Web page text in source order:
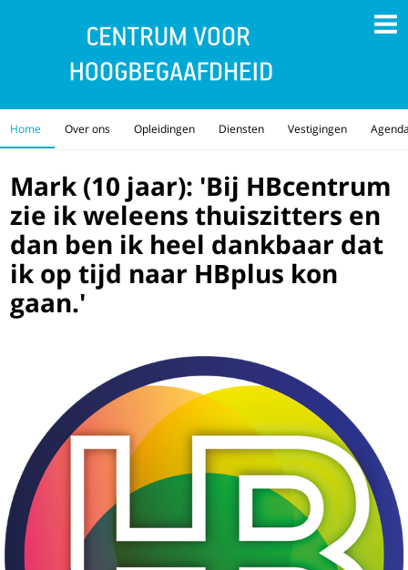
Home Over ons Opleidingen Diensten Vestigingen
Mark (10 jaar): 'Bij HBcentrum
zie ik weleens thuiszitters en
dan ben ik heel dankbaar dat
ik op tijd naar HBplus kon
gaan.'